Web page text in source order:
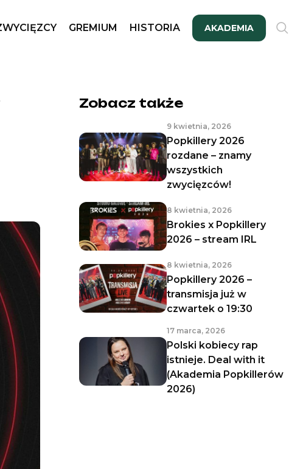
GREMIUM HISTORIA AKADEMIA
Zobacz także
9 kwietnia, 2026
Popkillery 2026
rozdane – znamy
wszystkich
zwycięzców!
8 kwietnia, 2026
Brokies x Popkillery
2026 – stream IRL
8 kwietnia, 2026
Popkillery 2026 –
transmisja już w
czwartek o 19:30
17 marca, 2026
Polski kobiecy rap
istnieje. Deal with it
(Akademia Popkillerów
2026)